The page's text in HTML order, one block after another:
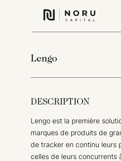
Lengo
DESCRIPTION
Lengo est la première
marques de produits de
de tracker en continu leurs
celles de leurs concurrents